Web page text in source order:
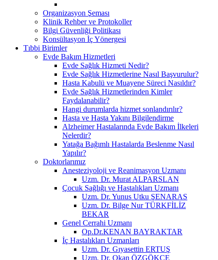
Organizasyon Şeması
Klinik Rehber ve Protokoller
Bilgi Güvenliği Politikası
Konsültasyon İç Yönergesi
Tıbbi Birimler
Evde Bakım Hizmetleri
Evde Sağlık Hizmeti Nedir?
Evde Sağlık Hizmetlerine Nasıl Başvurulur?
Hasta Kabulü ve Muayene Süreci Nasıldır?
Evde Sağlık Hizmetlerinden Kimler
Faydalanabilir?
Hangi durumlarda hizmet sonlandırılır?
Hasta ve Hasta Yakını Bilgilendirme
Alzheimer Hastalarında Evde Bakım İlkeleri
Nelerdir?
Yatağa Bağımlı Hastalarda Beslenme Nasıl
Yapılır?
Doktorlarımız
Anesteziyoloji ve Reanimasyon Uzmanı
Uzm. Dr. Murat ALPARSLAN
Çocuk Sağlığı ve Hastalıkları Uzmanı
Uzm. Dr. Yunus Utku ŞENARAS
Uzm. Dr. Bilge Nur TÜRKFİLİZ
BEKAR
Genel Cerrahi Uzmanı
Op.Dr.KENAN BAYRAKTAR
İç Hastalıkları Uzmanları
Uzm. Dr. Gıyasettin ERTUŞ
Uzm. Dr. Okan ÖZGÖKÇE